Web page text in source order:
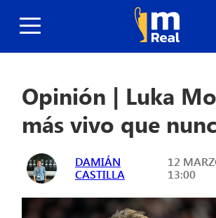
Opinión | Luka
más vivo que
DAMIÁN
CASTILLA
12
13:00